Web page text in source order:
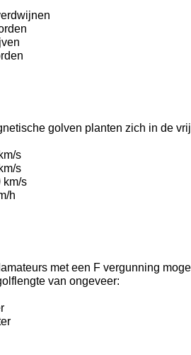
golven planten zich in de
s
s
s
h
met een F vergunning
van ongeveer: